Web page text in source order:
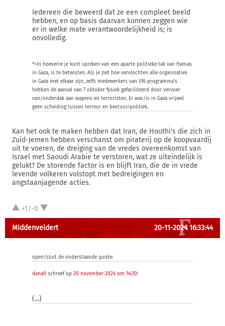
Iedereen die beweerd dat ze een compleet beeld
hebben, en op basis daarvan kunnen zeggen wie
er in welke mate verantwoordelijkheid is; is
onvolledig.
*=In hoeverre je kunt spreken van een aparte politieke tak van Hamas
in Gaza, is te betwisten. Als je ziet hoe vervlochten alle organisaties
in Gaza met elkaar zijn, zelfs medewerkers van VN-programma's
hebben de aanval van 7 oktober fysiek gefaciliteerd door vervoer
van/onderdak aan wapens en terroristen. Er was/is in Gaza vrijwel
geen scheiding tussen terreur en bestuur/politiek.
Kan het ook te maken hebben dat Iran, de Houthi's die zich in
Zuid-Jemen hebben verschanst om piraterij op de koopvaardij
uit te voeren, de dreiging van de vredes overeenkomst van
Israel met Saoudi Arabie te verstoren, wat ze uiteindelijk is
gelukt? De storende factor is en blijft Iran, die de in vrede
levende volkeren volstopt met bedreigingen en
angstaanjagende acties.
+1/-0
MIddenveldert 20-11-2024 16:33:44
open/sluit de onderstaande quote:
danall schreef op 20 november 2024 om 14:30:
(...)